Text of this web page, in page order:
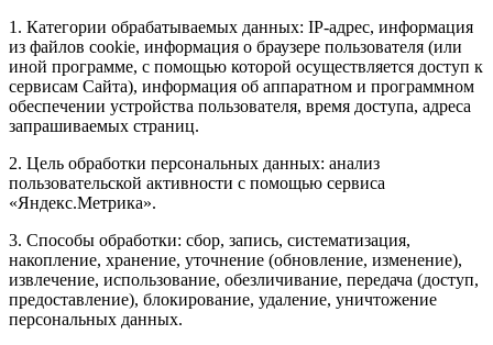
1. Категории обрабатываемых данных: IP-адрес, информация
из файлов cookie, информация о браузере пользователя (или
иной программе, с помощью которой осуществляется доступ к
сервисам Сайта), информация об аппаратном и программном
обеспечении устройства пользователя, время доступа, адреса
запрашиваемых страниц.
2. Цель обработки персональных данных: анализ
пользовательской активности с помощью сервиса
«Яндекс.Метрика».
3. Способы обработки: сбор, запись, систематизация,
накопление, хранение, уточнение (обновление, изменение),
извлечение, использование, обезличивание, передача (доступ,
предоставление), блокирование, удаление, уничтожение
персональных данных.